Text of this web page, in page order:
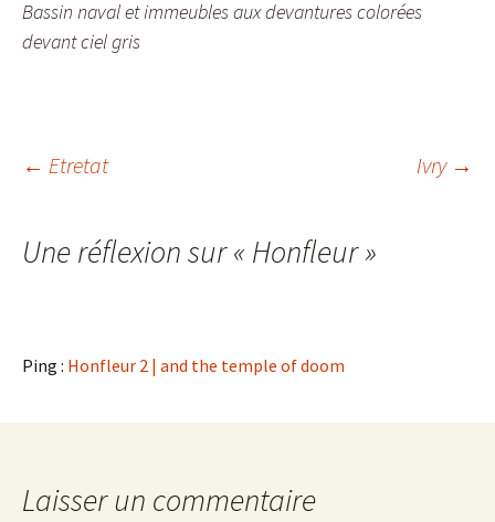
Bassin naval et immeubles aux devantures colorées
devant ciel gris
Navigation
des
← Etretat Ivry →
Une réflexion sur « Honfleur»
Ping : Honfleur 2 | and the temple of doom
Laisser un commentaire